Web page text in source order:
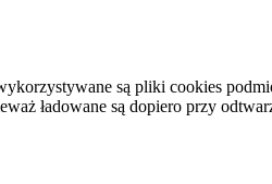
są pliki cookies
ładowane są dopiero przy